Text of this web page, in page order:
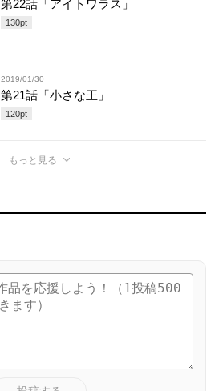
第22話「アイトワラス」
130pt
2019/01/30
第21話「小さな王」
120pt
もっと見る